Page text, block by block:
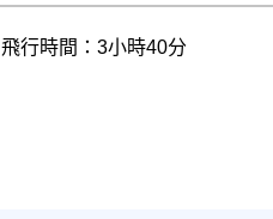
飛行時間：3小時40分